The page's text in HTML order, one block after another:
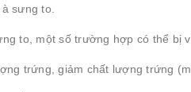
sưng to.
to, một số trường hợp có thể bị
trứng, giảm chất lượng trứng